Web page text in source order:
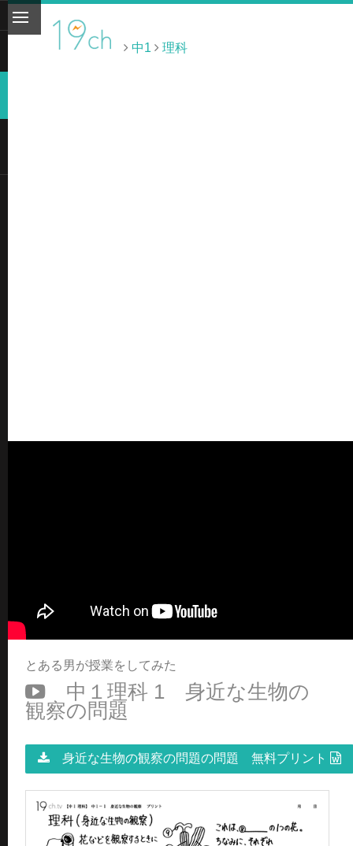
中1 理科
とある男が授業をしてみた
中１理科 1 身近な生物の
観察の問題
身近な生物の観察の問題の問題 無料プリント